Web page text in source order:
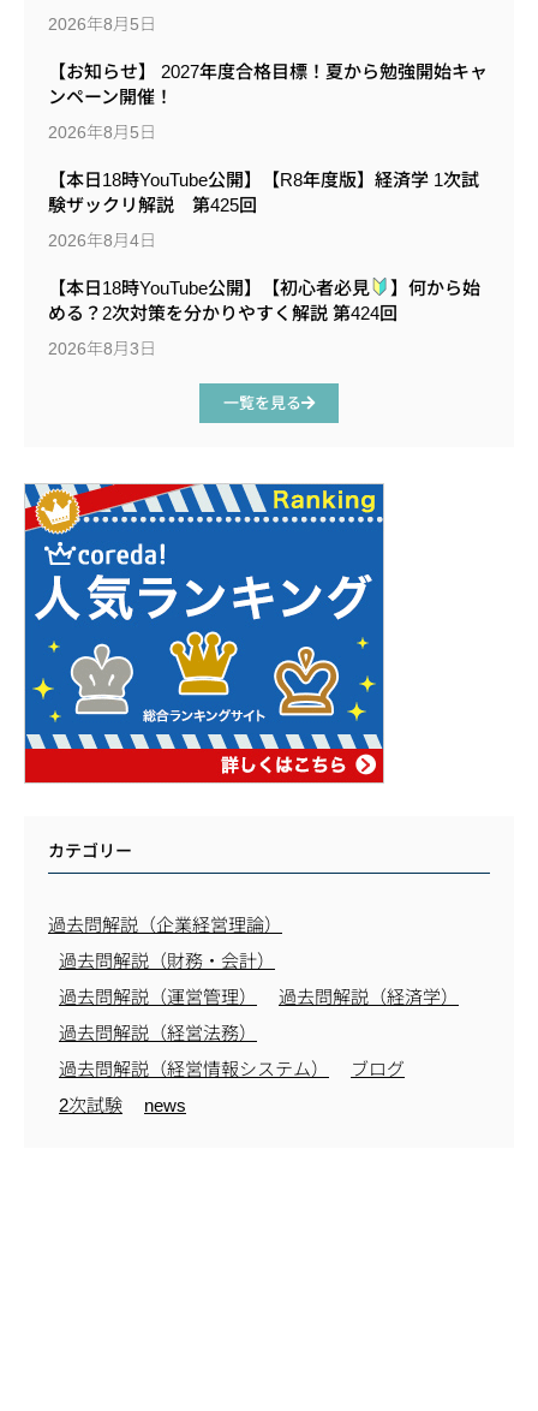
2026年8月5日
【お知らせ】 2027年度合格目標！夏から勉強開始キャ
ンペーン開催！
2026年8月5日
【本日18時YouTube公開】【R8年度版】経済学 1次試
験ザックリ解説 第425回
2026年8月4日
【本日18時YouTube公開】【初心者必見
】何から始
める？2次対策を分かりやすく解説 第424回
2026年8月3日
一覧を見る
カテゴリー
過去問解説（企業経営理論）
過去問解説（財務・会計）
過去問解説（運営管理）
過去問解説（経済学）
過去問解説（経営法務）
過去問解説（経営情報システム）
ブログ
2次試験
news